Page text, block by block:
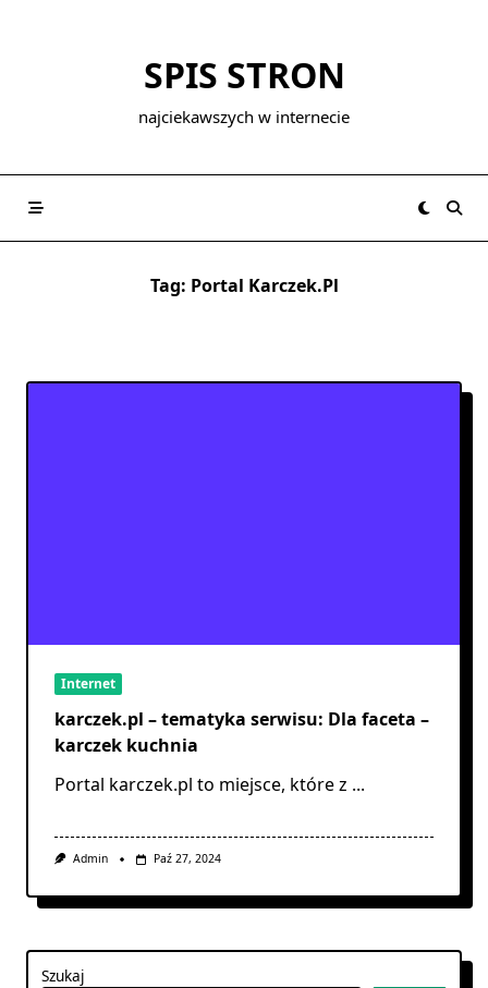
SPIS STRON
najciekawszych w internecie
Tag: Portal Karczek.pl
Internet
karczek.pl – tematyka serwisu: Dla faceta –
karczek kuchnia
Portal karczek.pl to miejsce, które z ...
Admin Paź 27, 2024
Szukaj